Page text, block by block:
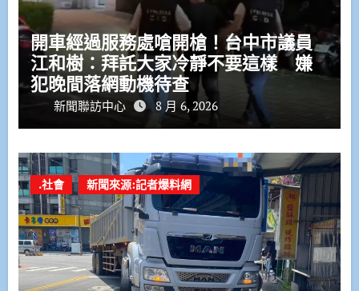
開車經過服務處嗆開槍！台中市議員
江和樹：拜託大家冷靜不要這樣 嫌
犯晚間落網動機待查
新聞聯訪中心 8 月 6, 2026
.社會 新聞來源:記者爆料網